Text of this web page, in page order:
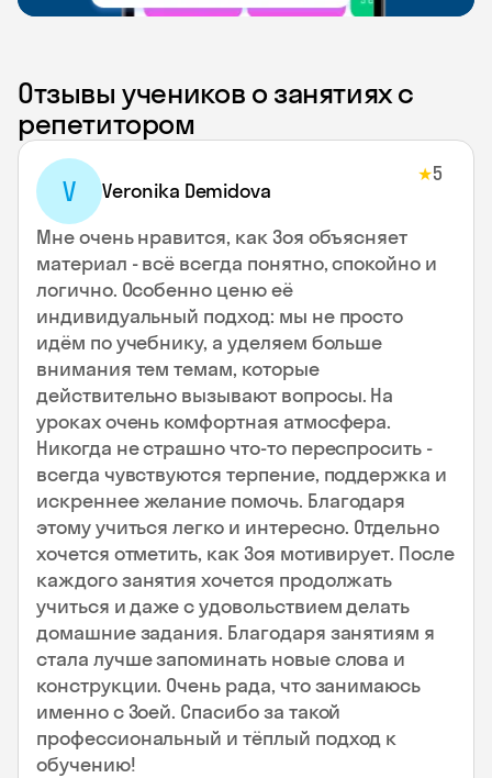
Отзывы учеников о занятиях с
репетитором
V Veronika Demidova
★5
Мне очень нравится, как Зоя объясняет
материал - всё всегда понятно, спокойно и
логично. Особенно ценю её
индивидуальный подход: мы не просто
идём по учебнику, а уделяем больше
внимания тем темам, которые
действительно вызывают вопросы. На
уроках очень комфортная атмосфера.
Никогда не страшно что-то переспросить -
всегда чувствуются терпение, поддержка и
искреннее желание помочь. Благодаря
этому учиться легко и интересно. Отдельно
хочется отметить, как Зоя мотивирует. После
каждого занятия хочется продолжать
учиться и даже с удовольствием делать
домашние задания. Благодаря занятиям я
стала лучше запоминать новые слова и
конструкции. Очень рада, что занимаюсь
именно с Зоей. Спасибо за такой
профессиональный и тёплый подход к
обучению!